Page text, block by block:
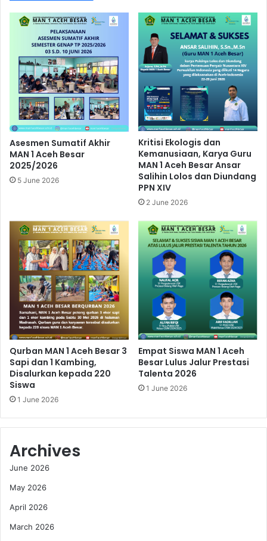
Asesmen Sumatif Akhir
MAN 1 Aceh Besar
2025/2026
5 June 2026
Kritisi Ekologis dan
Kemanusiaan, Karya Guru
MAN 1 Aceh Besar Ansar
Salihin Lolos dan Diundang
PPN XIV
2 June 2026
Qurban MAN 1 Aceh Besar 3
Sapi dan 1 Kambing,
Disalurkan kepada 220
Siswa
1 June 2026
Empat Siswa MAN 1 Aceh
Besar Lulus Jalur Prestasi
Talenta 2026
1 June 2026
Archives
June 2026
May 2026
April 2026
March 2026